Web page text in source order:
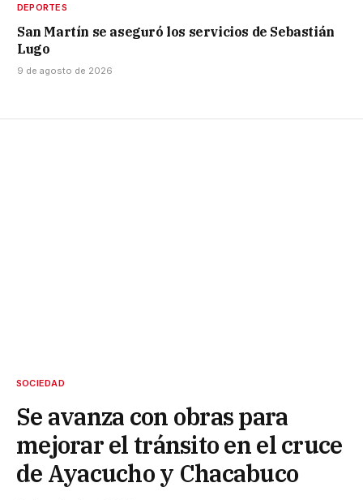
DEPORTES
San Martín se aseguró los servicios de Sebastián
Lugo
9 de agosto de 2026
SOCIEDAD
Se avanza con obras para
mejorar el tránsito en el cruce
de Ayacucho y Chacabuco